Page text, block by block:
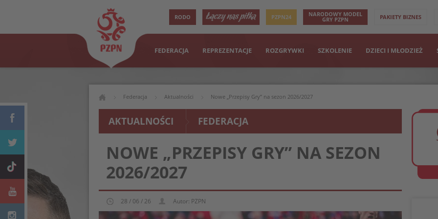
RODO PZPN24 NARODOWY MODEL
GRY PZPN PAKIETY BIZNES
FEDERACJA REPREZENTACJE ROZGRYWKI SZKOLENIE DZIECI I MŁODZIEŻ
Federacja Aktualności Nowe „Przepisy Gry” na sezon 2026/2027
AKTUALNOŚCI FEDERACJA
NOWE „PRZEPISY GRY” NA SEZON
2026/2027
28 / 06 / 26 Autor: PZPN